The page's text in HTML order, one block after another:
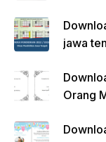
jawa
Orang